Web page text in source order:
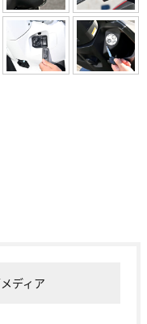
ディア